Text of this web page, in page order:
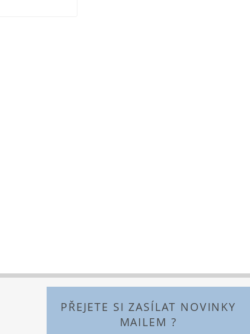
PŘEJETE SI ZASÍLAT NOVINKY
MAILEM ?